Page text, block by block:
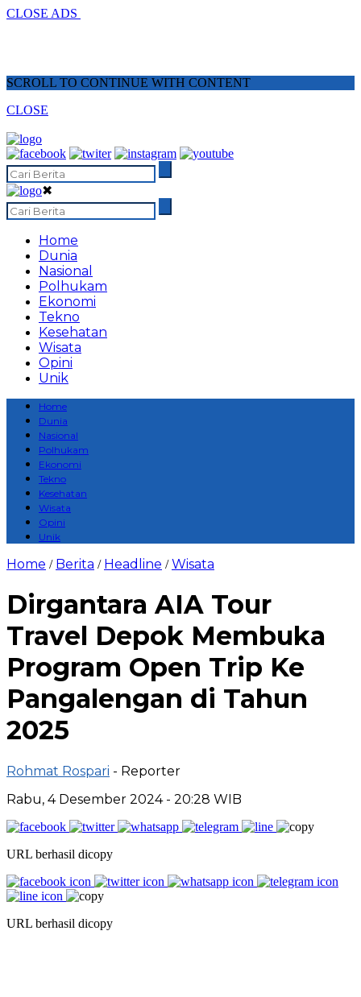
CLOSE ADS
SCROLL TO CONTINUE WITH CONTENT
CLOSE
✖
Home
Dunia
Nasional
Polhukam
Ekonomi
Tekno
Kesehatan
Wisata
Opini
Unik
Home
Dunia
Nasional
Polhukam
Ekonomi
Tekno
Kesehatan
Wisata
Opini
Unik
Home / Berita / Headline /Wisata
Dirgantara AIA Tour
Travel Depok Membuka
Program Open Trip Ke
Pangalengan di Tahun
2025
Rohmat Rospari - Reporter
Rabu, 4 Desember 2024 - 20:28 WIB
URL berhasil dicopy
URL berhasil dicopy